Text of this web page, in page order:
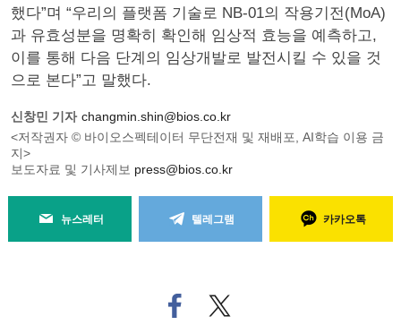
했다”며 “우리의 플랫폼 기술로 NB-01의 작용기전(MoA)
과 유효성분을 명확히 확인해 임상적 효능을 예측하고,
이를 통해 다음 단계의 임상개발로 발전시킬 수 있을 것
으로 본다”고 말했다.
신창민 기자 changmin.shin@bios.co.kr
<저작권자 © 바이오스펙테이터 무단전재 및 재배포, AI학습 이용 금
지>
보도자료 및 기사제보 press@bios.co.kr
뉴스레터 텔레그램 카카오톡
페
이
트위
터로